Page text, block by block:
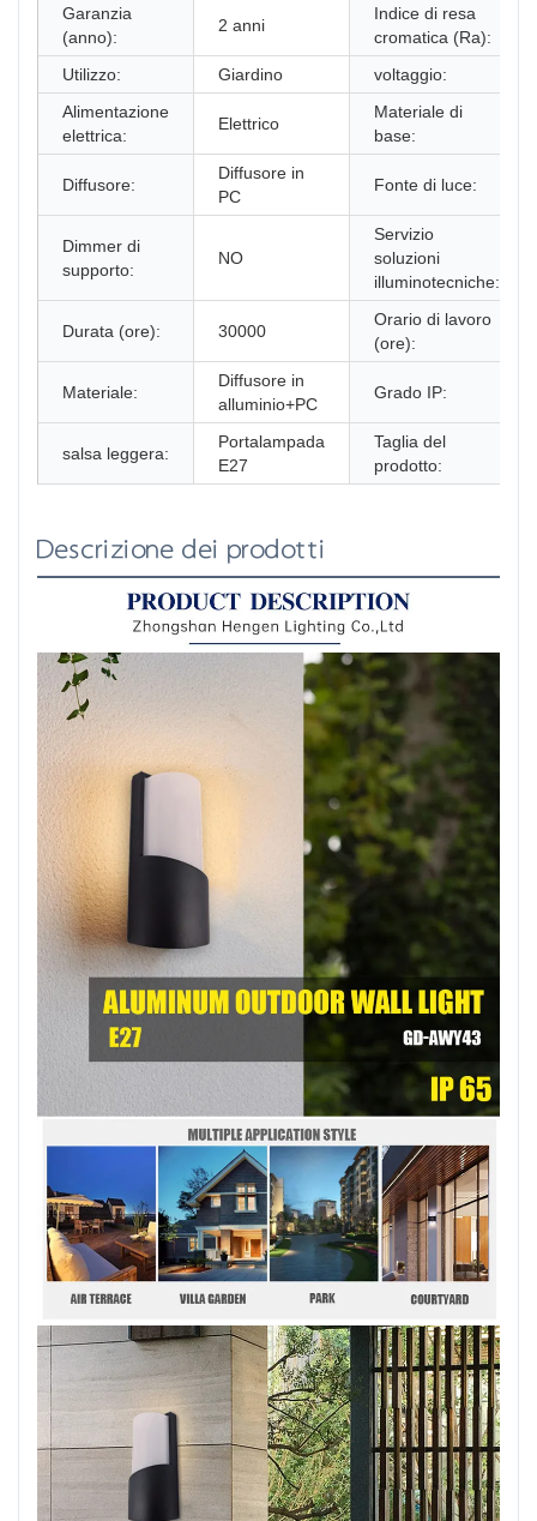
Garanzia
(anno):
2 anni
Indice di resa
cromatica (Ra):
Utilizzo:
Giardino
voltaggio:
Alimentazione
elettrica:
Elettrico
Materiale di
base:
Diffusore:
Diffusore in
PC
Fonte di luce:
Dimmer di
supporto:
NO
Servizio
soluzioni
illuminotecniche:
Durata (ore): 30000
Orario di lavoro
(ore):
Materiale:
Diffusore in
alluminio+PC
Grado IP:
salsa leggera:
Portalampada
E27
Taglia del
prodotto:
Descrizione dei prodotti